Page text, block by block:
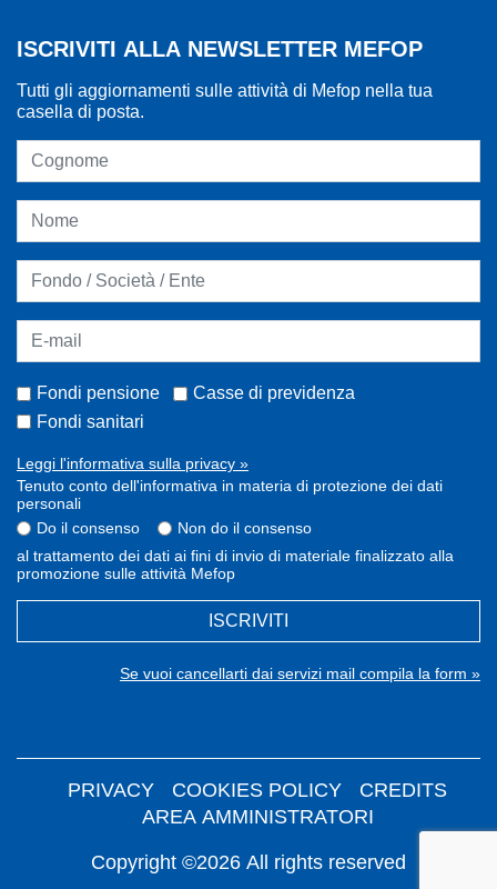
ISCRIVITI ALLA NEWSLETTER MEFOP
Tutti gli aggiornamenti sulle attività di Mefop nella tua
casella di posta.
Fondi pensione
Casse di previdenza
Fondi sanitari
Leggi l'informativa sulla privacy »
Tenuto conto dell'informativa in materia di protezione dei dati
personali
Do il consenso
Non do il consenso
al trattamento dei dati ai fini di invio di materiale finalizzato alla
promozione sulle attività Mefop
ISCRIVITI
Se vuoi cancellarti dai servizi mail compila la form »
Copyright ©2026 All rights reserved
PRIVACY COOKIES POLICY
CREDITS
AREA AMMINISTRATORI